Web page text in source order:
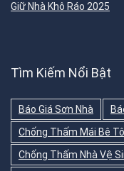
Giữ Nhà Khô Ráo 2025
Tìm Kiếm Nổi Bật
Báo Giá Sơn Nhà
Chống Thấm Mái Bê
Chống Thấm Nhà Vệ